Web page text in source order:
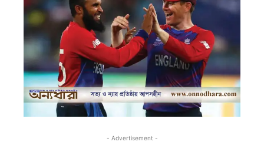
- Advertisement -